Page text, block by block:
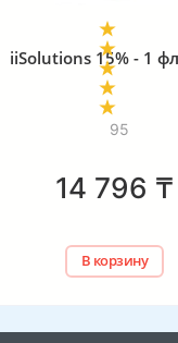
95
iiSolutions 15% - 1
14 796 ₸
В корзину